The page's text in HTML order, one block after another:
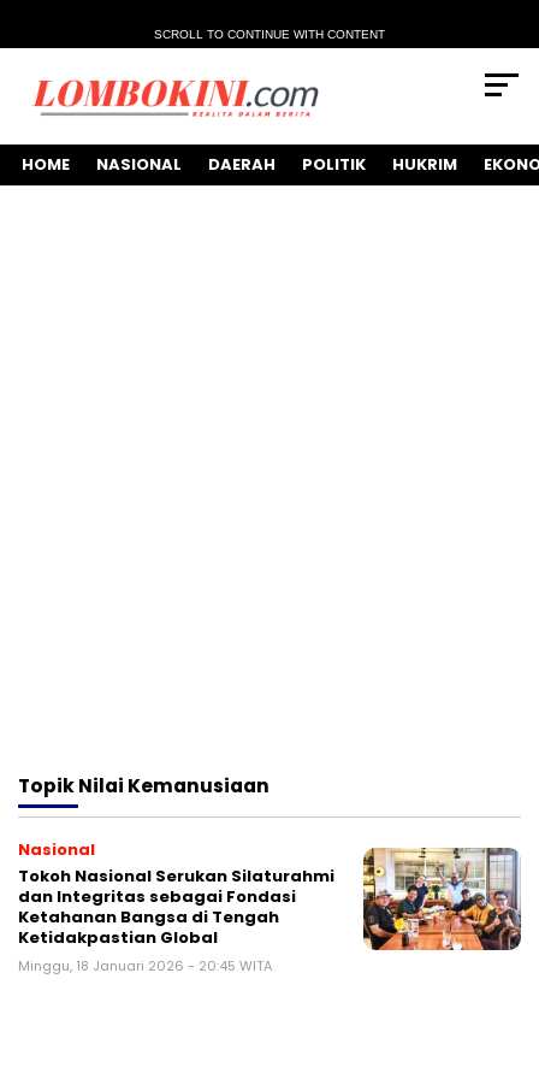
SCROLL TO CONTINUE WITH CONTENT
HOME NASIONAL DAERAH POLITIK HUKRIM
TopikNilai Kemanusiaan
Nasional
Tokoh Nasional Serukan Silaturahmi
dan Integritas sebagai Fondasi
Ketahanan Bangsa di Tengah
Ketidakpastian Global
Minggu, 18 Januari 2026 - 20:45 WITA